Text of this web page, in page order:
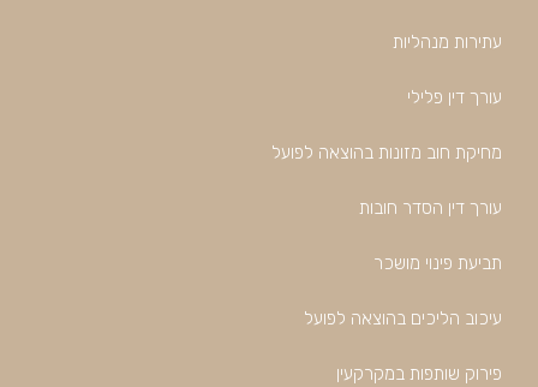
עתירות מנהליות
עורך דין פלילי
מחיקת חוב מזונות בהוצאה לפועל
עורך דין הסדר חובות
תביעת פינוי מושכר
עיכוב הליכים בהוצאה לפועל
פירוק שותפות במקרקעין